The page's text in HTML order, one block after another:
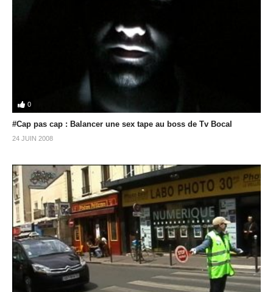
0
#Cap pas cap : Balancer une sex tape au boss de Tv Bocal
24 JUIN 2008